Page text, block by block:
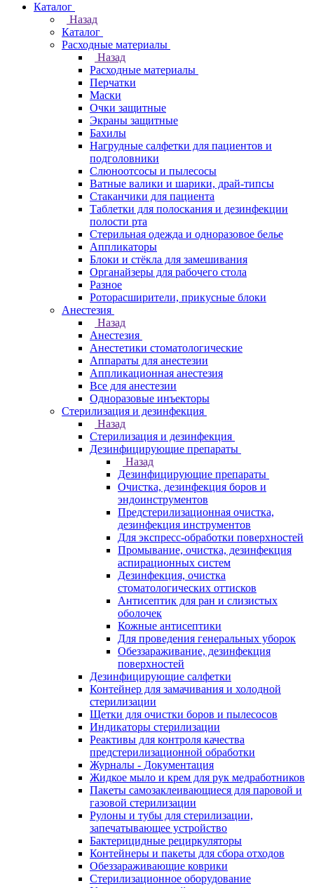
Каталог
Назад
Каталог
Расходные материалы
Назад
Расходные материалы
Перчатки
Маски
Очки защитные
Экраны защитные
Бахилы
Нагрудные салфетки для пациентов и
подголовники
Слюноотсосы и пылесосы
Ватные валики и шарики, драй-типсы
Стаканчики для пациента
Таблетки для полоскания и дезинфекции
полости рта
Стерильная одежда и одноразовое белье
Аппликаторы
Блоки и стёкла для замешивания
Органайзеры для рабочего стола
Разное
Роторасширители, прикусные блоки
Анестезия
Назад
Анестезия
Анестетики стоматологические
Аппараты для анестезии
Аппликационная анестезия
Все для анестезии
Одноразовые инъекторы
Стерилизация и дезинфекция
Назад
Стерилизация и дезинфекция
Дезинфицирующие препараты
Назад
Дезинфицирующие препараты
Очистка, дезинфекция боров и
эндоинструментов
Предстерилизационная очистка,
дезинфекция инструментов
Для экспресс-обработки поверхностей
Промывание, очистка, дезинфекция
аспирационных систем
Дезинфекция, очистка
стоматологических оттисков
Антисептик для ран и слизистых
оболочек
Кожные антисептики
Для проведения генеральных уборок
Обеззараживание, дезинфекция
поверхностей
Дезинфицирующие салфетки
Контейнер для замачивания и холодной
стерилизации
Щетки для очистки боров и пылесосов
Индикаторы стерилизации
Реактивы для контроля качества
предстерилизационной обработки
Журналы - Документация
Жидкое мыло и крем для рук медработников
Пакеты самозаклеивающиеся для паровой и
газовой стерилизации
Рулоны и тубы для стерилизации,
запечатывающее устройство
Бактерицидные рециркуляторы
Контейнеры и пакеты для сбора отходов
Обеззараживающие коврики
Стерилизационное оборудование